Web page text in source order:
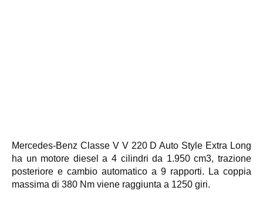
Mercedes-Benz Classe V V 220 D Auto Style Extra Long
ha un motore diesel a 4 cilindri da 1.950 cm3, trazione
posteriore e cambio automatico a 9 rapporti. La coppia
massima di 380 Nm viene raggiunta a 1250 giri.